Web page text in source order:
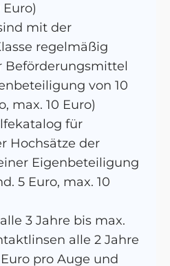
Euro)
mit der
regelmäßig
Beförderungsmittel
von 10
max. 10 Euro)
für
Hochsätze der
Eigenbeteiligung
5 Euro, max. 10
3 Jahre bis max.
alle 2 Jahre
pro Auge und